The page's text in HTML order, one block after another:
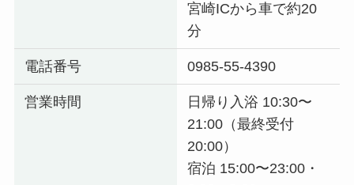
宮崎ICから車で約20
分
電話番号 0985-55-4390
営業時間
日帰り入浴 10:30〜
21:00（最終受付
20:00）
宿泊 15:00〜23:00・